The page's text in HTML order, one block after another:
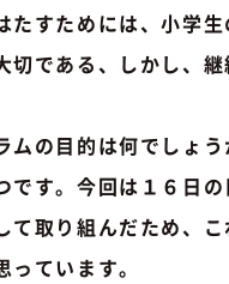
すためには、小学
である、しかし、
の目的は何でしょう
す。今回は１６日
取り組んだため、
ています。